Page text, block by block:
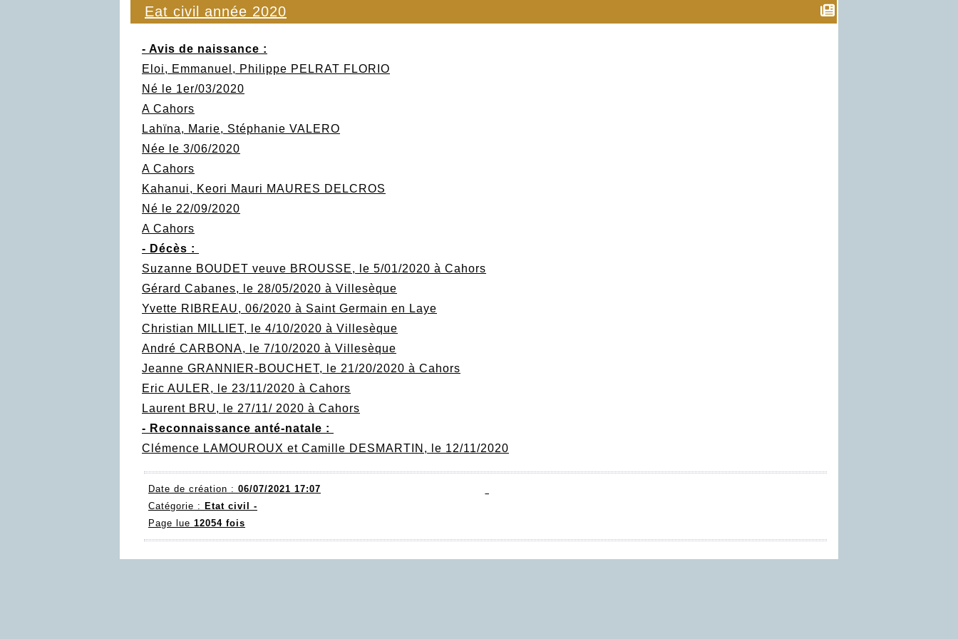
Eat civil année 2020
- Avis de naissance :
Eloi, Emmanuel, Philippe PELRAT FLORIO
Né le 1er/03/2020
A Cahors
Lahïna, Marie, Stéphanie VALERO
Née le 3/06/2020
A Cahors
Kahanui, Keori Mauri MAURES DELCROS
Né le 22/09/2020
A Cahors
- Décès :
Suzanne BOUDET veuve BROUSSE, le 5/01/2020 à Cahors
Gérard Cabanes, le 28/05/2020 à Villesèque
Yvette RIBREAU, 06/2020 à Saint Germain en Laye
Christian MILLIET, le 4/10/2020 à Villesèque
André CARBONA, le 7/10/2020 à Villesèque
Jeanne GRANNIER-BOUCHET, le 21/20/2020 à Cahors
Eric AULER, le 23/11/2020 à Cahors
Laurent BRU, le 27/11/ 2020 à Cahors
- Reconnaissance anté-natale :
Clémence LAMOUROUX et Camille DESMARTIN, le 12/11/2020
Date de création : 06/07/2021 17:07
Catégorie : Etat civil -
Page lue 12054 fois